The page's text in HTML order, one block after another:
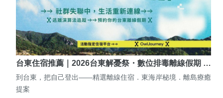
台東住宿推薦｜2026台東解憂祭・數位排毒離線假期 …
到台東，把自己登出——精選離線住宿．東海岸秘境．離島療癒
提案